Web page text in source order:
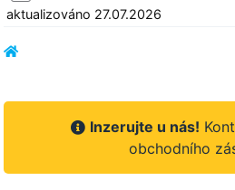
aktualizováno 27.07.2026
Inzerujte u nás!
obchodního